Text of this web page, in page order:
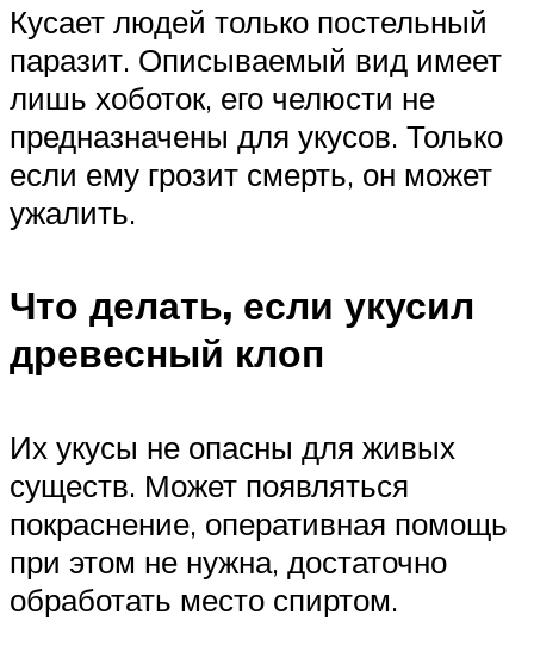
Кусает людей только постельный
паразит. Описываемый вид имеет
лишь хоботок, его челюсти не
предназначены для укусов. Только
если ему грозит смерть, он может
ужалить.
Что делать, если укусил
древесный клоп
Их укусы не опасны для живых
существ. Может появляться
покраснение, оперативная помощь
при этом не нужна, достаточно
обработать место спиртом.